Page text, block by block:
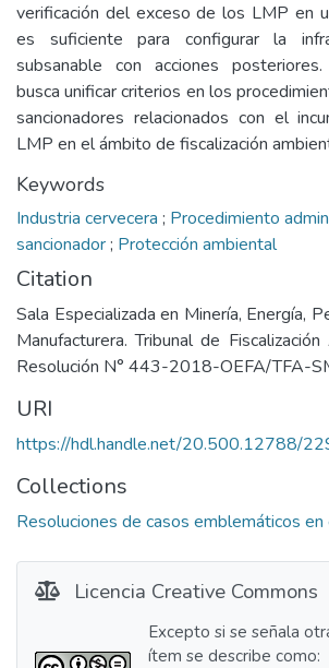
verificación del exceso de los LMP en
es suficiente para configurar la
subsanable con acciones
busca unificar criterios en los
sancionadores relacionados con el
LMP en el ámbito de fiscalización
Keywords
Industria cervecera ; Procedimiento
sancionador; Protección ambiental
Citation
Sala Especializada en Minería, Energía,
Manufacturera. Tribunal de
Resolución N° 443-2018-OEFA/TFA-
URI
https://hdl.handle.net/20.500.12788/
Collections
Resoluciones de casos emblemáticos en
Licencia Creative Commons
Excepto si se señala
ítem se describe como: